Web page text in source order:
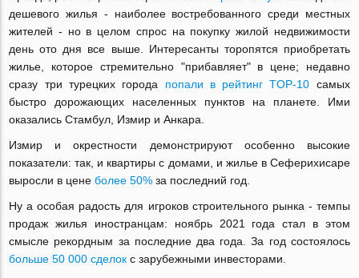
дешевого жилья - наиболее востребованного среди местных
жителей - но в целом спрос на покупку жилой недвижимости
день ото дня все выше. Интересанты торопятся приобретать
жилье, которое стремительно "прибавляет" в цене; недавно
сразу три турецких города попали в рейтинг TOP-10 самых
быстро дорожающих населенных пунктов на планете. Ими
оказались Стамбул, Измир и Анкара.
Измир и окрестности демонстрируют особенно высокие
показатели: так, и квартиры с домами, и жилье в Сеферихисаре
выросли в ценеболее 50% за последний год.
Ну а особая радость для игроков строительного рынка - темпы
продаж жилья иностранцам: ноябрь 2021 года стал в этом
смысле рекордным за последние два года. За год состоялось
больше 50 000 сделок с зарубежными инвесторами.